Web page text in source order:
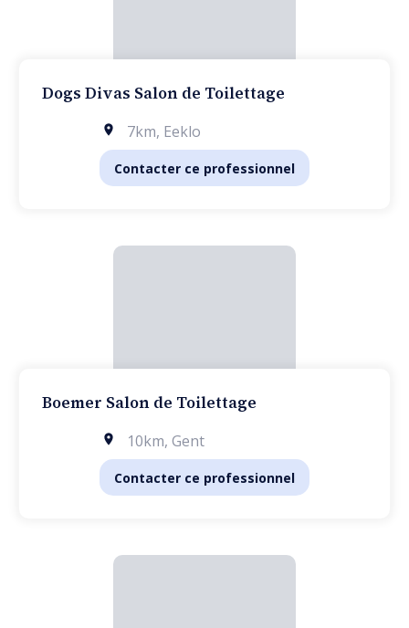
Dogs Divas Salon de Toilettage
7km, Eeklo
Contacter ce professionnel
Boemer Salon de Toilettage
10km, Gent
Contacter ce professionnel